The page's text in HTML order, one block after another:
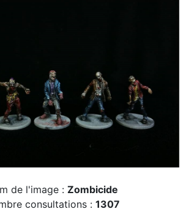
de l'image : Zombicide
consultations : 1307